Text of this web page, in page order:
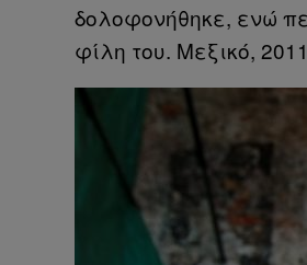
δολοφονήθηκε, ενώ
φίλη του. Μεξικό,